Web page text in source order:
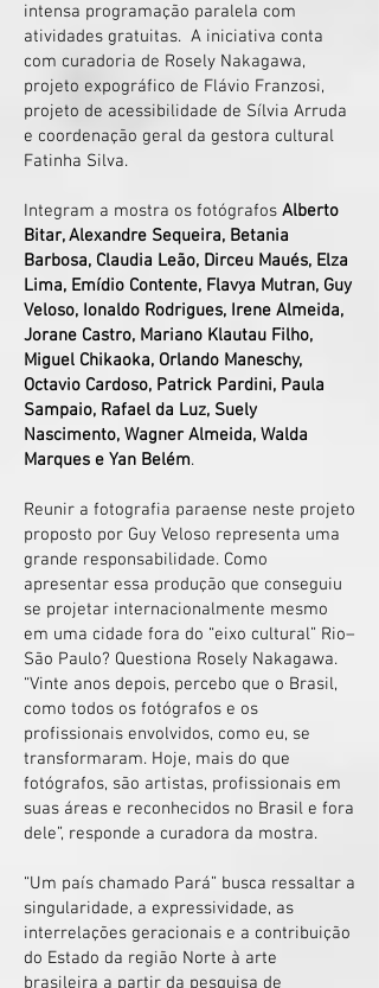
intensa programação paralela com
atividades gratuitas. A iniciativa conta
com curadoria de Rosely Nakagawa,
projeto expográfico de Flávio Franzosi,
projeto de acessibilidade de Sílvia Arruda
e coordenação geral da gestora cultural
Fatinha Silva.
Integram a mostra os fotógrafos Alberto
Bitar, Alexandre Sequeira, Betania
Barbosa, Claudia Leão, Dirceu Maués, Elza
Lima, Emídio Contente, Flavya Mutran, Guy
Veloso, Ionaldo Rodrigues, Irene Almeida,
Jorane Castro, Mariano Klautau Filho,
Miguel Chikaoka, Orlando Maneschy,
Octavio Cardoso, Patrick Pardini, Paula
Sampaio, Rafael da Luz, Suely
Nascimento, Wagner Almeida, Walda
Marques e Yan Belém.
Reunir a fotografia paraense neste projeto
proposto por Guy Veloso representa uma
grande responsabilidade. Como
apresentar essa produção que conseguiu
se projetar internacionalmente mesmo
em uma cidade fora do “eixo cultural” Rio–
São Paulo? Questiona Rosely Nakagawa.
“Vinte anos depois, percebo que o Brasil,
como todos os fotógrafos e os
profissionais envolvidos, como eu, se
transformaram. Hoje, mais do que
fotógrafos, são artistas, profissionais em
suas áreas e reconhecidos no Brasil e fora
dele”, responde a curadora da mostra.
“Um país chamado Pará” busca ressaltar a
singularidade, a expressividade, as
interrelações geracionais e a contribuição
do Estado da região Norte à arte
brasileira a partir da pesquisa de